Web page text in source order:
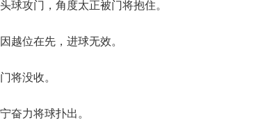
球攻门，角度太正被门将抱住。
越位在先，进球无效。
将没收。
奋力将球扑出。